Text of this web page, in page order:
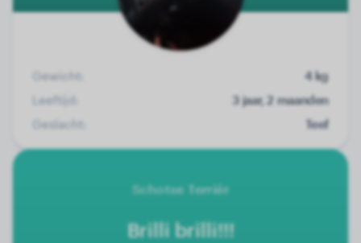
Gewicht:
4 kg
Leeftijd:
3 jaar, 2 maanden
Geslacht:
Teef
Schotse Terriër
Brilli brilli!!!